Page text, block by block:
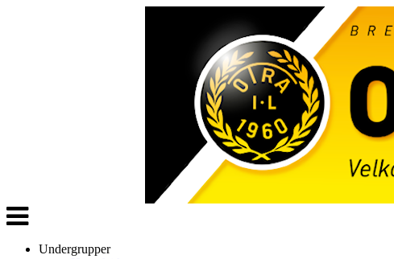
Veksle
navigasjon
Undergrupper